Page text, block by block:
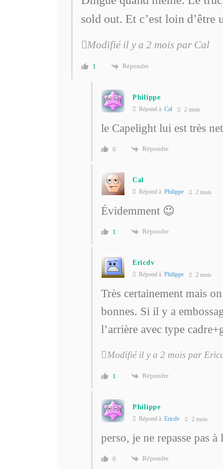
sold out. Et c’est loin
Modifié il y a 2 mois par Cal
1 Répondre
Philippe
Répond à Cal 2 mois
le Capelight lui est très
0 Répondre
Cal
Répond à Philippe 2 mois
Évidemment 😉
1 Répondre
Ericdv
Répond à Philippe 2 mois
Très certainement mais
bonnes. Si il y a
l’arrière avec type
Modifié il y a 2 mois par
1 Répondre
Philippe
Répond à Ericdv 2 mois
perso, je ne repasse pas
0 Répondre